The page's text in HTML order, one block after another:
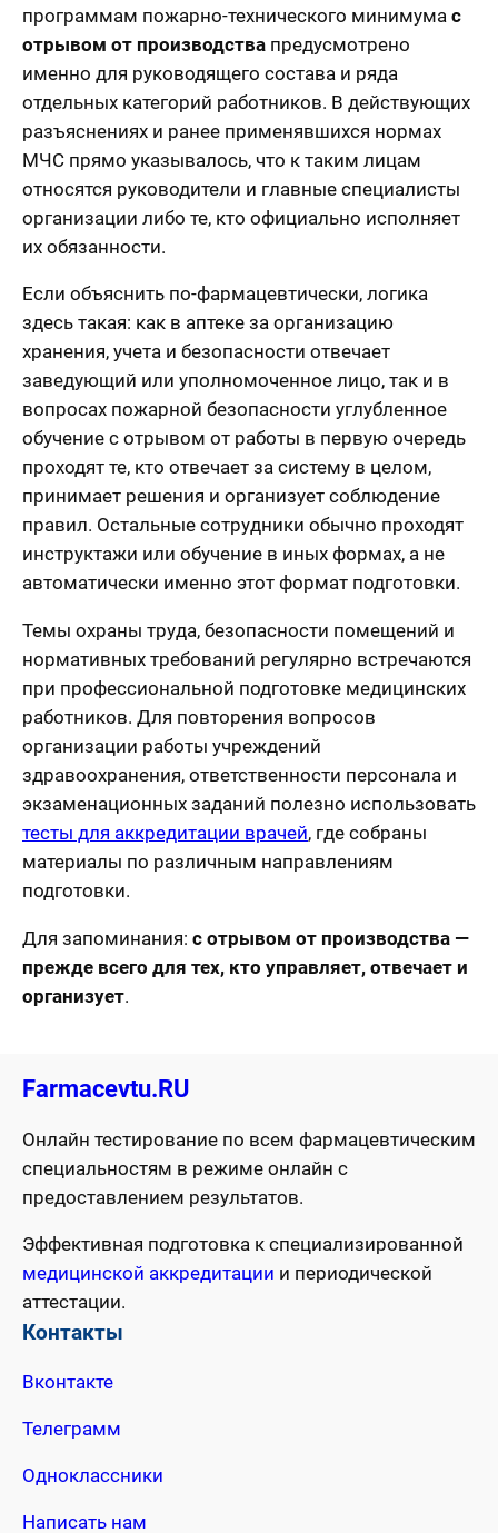
программам пожарно-технического минимума с
отрывом от производства предусмотрено
именно для руководящего состава и ряда
отдельных категорий работников. В действующих
разъяснениях и ранее применявшихся нормах
МЧС прямо указывалось, что к таким лицам
относятся руководители и главные специалисты
организации либо те, кто официально исполняет
их обязанности.
Если объяснить по-фармацевтически, логика
здесь такая: как в аптеке за организацию
хранения, учета и безопасности отвечает
заведующий или уполномоченное лицо, так и в
вопросах пожарной безопасности углубленное
обучение с отрывом от работы в первую очередь
проходят те, кто отвечает за систему в целом,
принимает решения и организует соблюдение
правил. Остальные сотрудники обычно проходят
инструктажи или обучение в иных формах, а не
автоматически именно этот формат подготовки.
Темы охраны труда, безопасности помещений и
нормативных требований регулярно встречаются
при профессиональной подготовке медицинских
работников. Для повторения вопросов
организации работы учреждений
здравоохранения, ответственности персонала и
экзаменационных заданий полезно использовать
тесты для аккредитации врачей, где собраны
материалы по различным направлениям
подготовки.
Для запоминания: с отрывом от производства —
прежде всего для тех, кто управляет, отвечает и
организует.
Farmacevtu.RU
Онлайн тестирование по всем фармацевтическим
специальностям в режиме онлайн с
предоставлением результатов.
Эффективная подготовка к специализированной
медицинской аккредитации и периодической
аттестации.
Контакты
Вконтакте
Телеграмм
Одноклассники
Написать нам